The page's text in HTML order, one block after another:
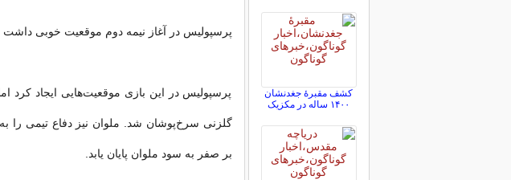
پرسپولیس در آغاز نیمه دوم موقعیت خوبی داشت
پرسپولیس در این بازی موقعیت‌هایی ایجاد کرد
گلزنی سرخ‌پوشان شد. ملوان نیز دفاع تیمی را به
بر صفر به سود ملوان پایان یابد.
کشف مقبرۀ جغدنشان
۱۴۰۰ ساله در مکزیک